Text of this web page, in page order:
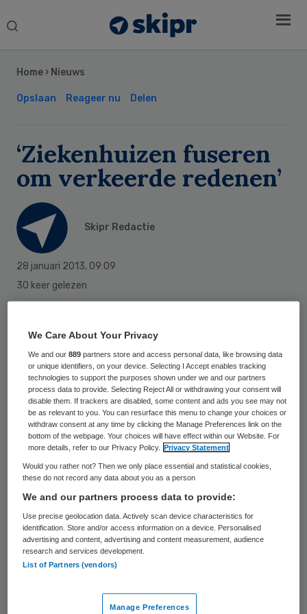
Search
Home › Nieuws
Opslaan Reageer nu Delen
‘Ziekenhuizen fuseren
om verkeerde redenen’
Skipr Redactie
28 januari 2013, 09:09
30 keer gelezen
staan, moeten goed onder de loep genomen
worden. Dit zegt Diana Monissen,
bestuursvoorzitter Friesland
Zorgverzekeraar, in BNR Gezond.
“Ik denk dat de argumenten misbruikt
worden,laten we maar fuseren dan zijn we
zeker van de toekomst.We praten allemaal
over de kostenstijging in de
gezondheidszorg en de fusies zijn daar een
reactie op. Ik denk dat je goed moet
nadenken wat de toekomstige vraag is en
aldus Monissen bijBNR.
Sidebar
We Care About Your Privacy
We and our889 partners store and access personal data, like browsing data
or unique identifiers, on your device. Selecting I Accept enables tracking
technologies to support the purposes shown under we and our partners
process data to provide. Selecting Reject All or withdrawing your consent will
disable them. If trackers are disabled, some content and ads you see may not
be as relevant to you. You can resurface this menu to change your choices or
withdraw consent at any time by clicking the Manage Preferences link on the
bottom of the webpage. Your choices will have effect within our Website. For
more details, refer to our Privacy Policy.
Privacy Statement
Would you rather not? Then we only place essential and statistical cookies,
these do not record any data about you as a person
We and our partners process data to provide:
Use precise geolocation data. Actively scan device characteristics for
identification. Store and/or access information on a device. Personalised
advertising and content, advertising and content measurement, audience
research and services development.
List of Partners (vendors)
Manage Preferences